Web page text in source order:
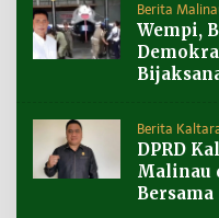
Berita
Wempi,
Berita
DPRD
Malinau
Bersama